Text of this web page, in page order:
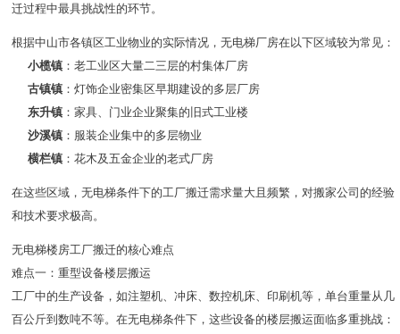
迁过程中最具挑战性的环节。
根据中山市各镇区工业物业的实际情况，无电梯厂房在以下区域较为常见：
小榄镇 ：老工业区大量二三层的村集体厂房
古镇镇 ：灯饰企业密集区早期建设的多层厂房
东升镇 ：家具、门业企业聚集的旧式工业楼
沙溪镇 ：服装企业集中的多层物业
横栏镇 ：花木及五金企业的老式厂房
在这些区域，无电梯条件下的工厂搬迁需求量大且频繁，对搬家公司的经验
和技术要求极高。
无电梯楼房工厂搬迁的核心难点
难点一：重型设备楼层搬运
工厂中的生产设备，如注塑机、冲床、数控机床、印刷机等，单台重量从几
百公斤到数吨不等。在无电梯条件下，这些设备的楼层搬运面临多重挑战：